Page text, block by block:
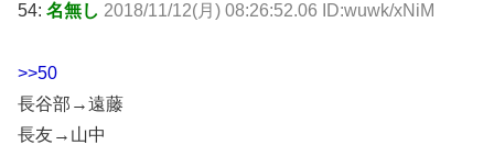
54: 名無し 2018/11/12(月) 08:26:52.06 ID:wuwk/xNiM
>>50
長谷部→遠藤
長友→山中